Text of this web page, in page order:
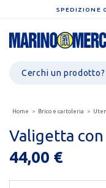
SPEDIZIONE
Home Brico e cartoleria
Valigetta
44,00 €